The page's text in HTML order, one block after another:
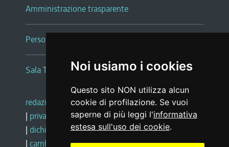
Noi usiamo i cookies
Questo sito NON utilizza alcun
cookie di profilazione. Se vuoi
saperne di più leggi l'informativa
estesa sull'uso dei cookie.
Amministrazione trasparente
Persone e Uffici
Sala Tiziano Tessitori
redazione web |note legali |glossario
| privacy
social media policy
| dichiarazione di accessibilità |feedback
| cambio preferenze cookie